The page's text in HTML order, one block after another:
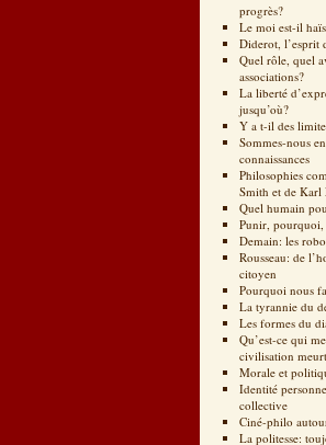
progrès?
Le moi est-il
Diderot, l’esprit
Quel rôle, quel
associations?
La liberté
jusqu’où?
Y a t-il des
Sommes-nous
connaissances
Philosophies
Smith et de Karl
Quel humain
Punir, pourquoi,
Demain: les
Rousseau: de
citoyen
Pourquoi nous
La tyrannie du
Les formes du
Qu’est-ce qui
civilisation
Morale et
Identité
collective
Ciné-philo
La politesse: